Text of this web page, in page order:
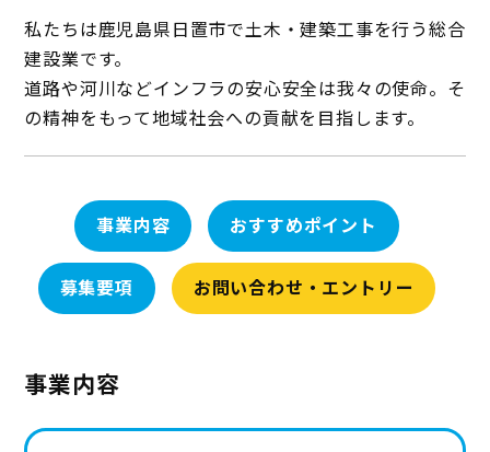
私たちは鹿児島県日置市で土木・建築工事を行う総合
建設業です。
道路や河川などインフラの安心安全は我々の使命。そ
の精神をもって地域社会への貢献を目指します。
事業内容 おすすめポイント
募集要項 お問い合わせ・エントリー
事業内容